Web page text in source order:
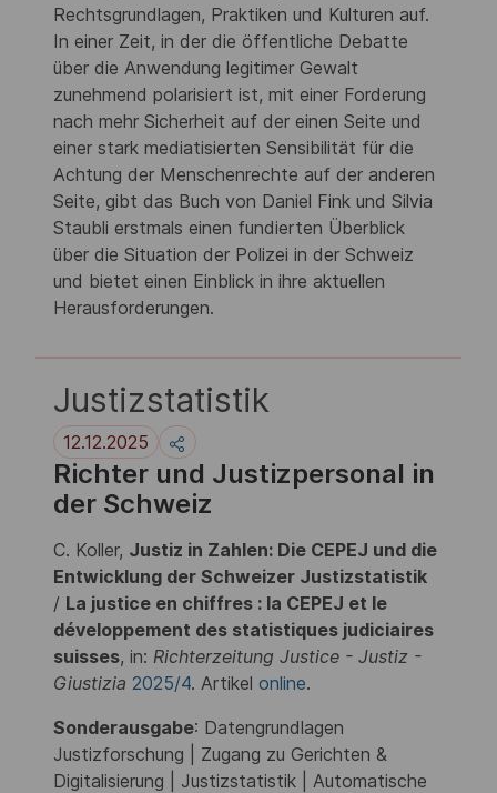
Rechtsgrundlagen, Praktiken und Kulturen auf.
In einer Zeit, in der die öffentliche Debatte
über die Anwendung legitimer Gewalt
zunehmend polarisiert ist, mit einer Forderung
nach mehr Sicherheit auf der einen Seite und
einer stark mediatisierten Sensibilität für die
Achtung der Menschenrechte auf der anderen
Seite, gibt das Buch von Daniel Fink und Silvia
Staubli erstmals einen fundierten Überblick
über die Situation der Polizei in der Schweiz
und bietet einen Einblick in ihre aktuellen
Herausforderungen.
Justizstatistik
12.12.2025
Richter und Justizpersonal in
der Schweiz
C. Koller, Justiz in Zahlen: Die CEPEJ und die
Entwicklung der Schweizer Justizstatistik
/ La justice en chiffres : la CEPEJ et le
développement des statistiques judiciaires
suisses, in: Richterzeitung Justice - Justiz -
Giustizia 2025/4. Artikel online.
Sonderausgabe: Datengrundlagen
Justizforschung | Zugang zu Gerichten &
Digitalisierung | Justizstatistik | Automatische